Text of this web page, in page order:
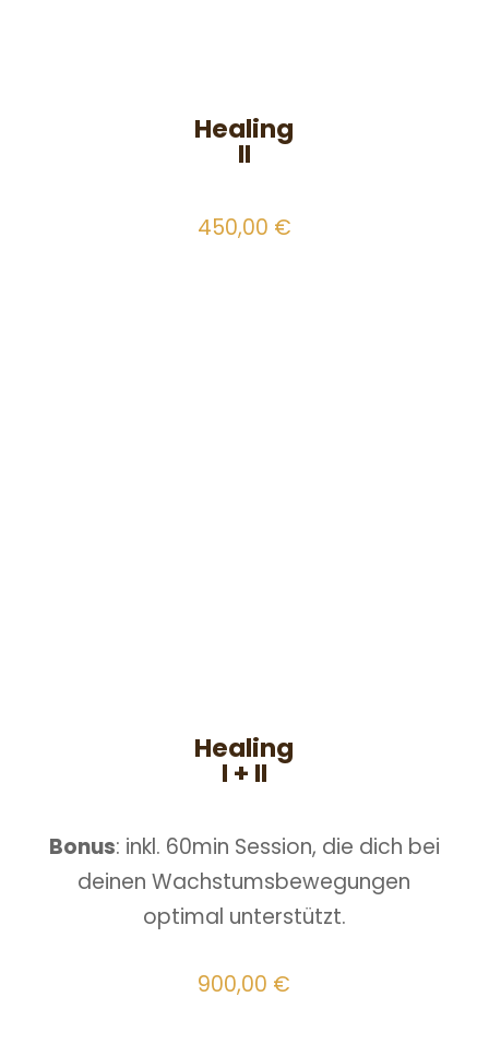
Healing
II
450,00 €
Healing
I + II
Bonus: inkl. 60min Session, die dich bei
deinen Wachstumsbewegungen
optimal unterstützt.
900,00 €